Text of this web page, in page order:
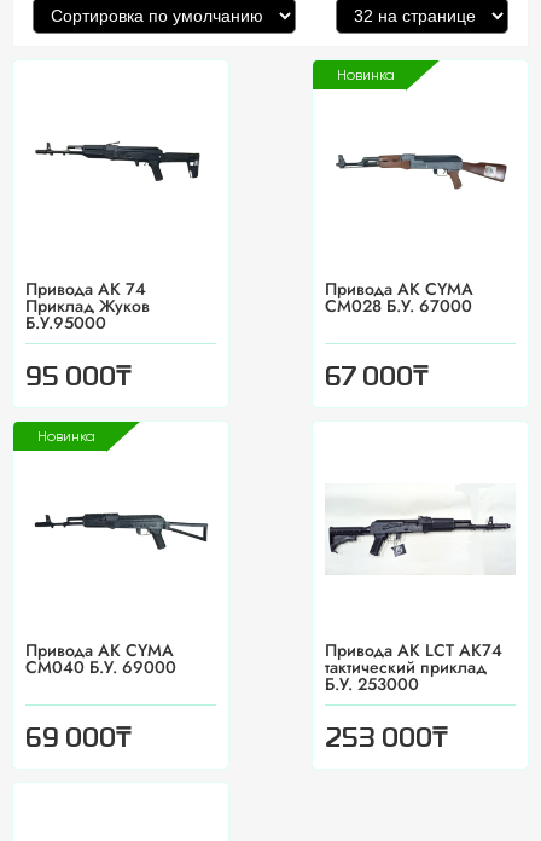
Привода АК 74
Приклад Жуков
Б.У.95000
95 000₸
Привода АК CYMA
CM028 Б.У. 67000
67 000₸
Новинка
Привода АК CYMA
CM040 Б.У. 69000
69 000₸
Новинка
Привода АК LCT AK74
тактический приклад
Б.У. 253000
253 000₸